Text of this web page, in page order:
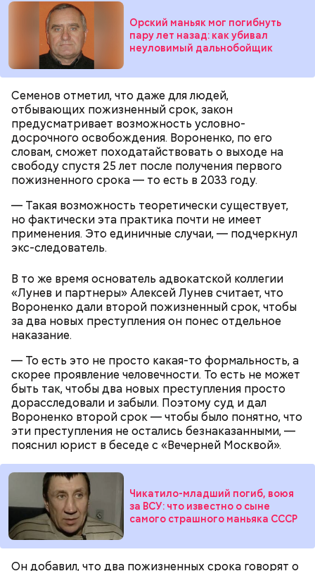
Орский маньяк мог погибнуть
пару лет назад: как убивал
неуловимый дальнобойщик
Семенов отметил, что даже для людей,
отбывающих пожизненный срок, закон
предусматривает возможность условно-
досрочного освобождения. Вороненко, по его
словам, сможет походатайствовать о выходе на
свободу спустя 25 лет после получения первого
пожизненного срока — то есть в 2033 году.
— Такая возможность теоретически существует,
но фактически эта практика почти не имеет
применения. Это единичные случаи, — подчеркнул
экс-следователь.
В то же время основатель адвокатской коллегии
«Лунев и партнеры» Алексей Лунев считает, что
Вороненко дали второй пожизненный срок, чтобы
за два новых преступления он понес отдельное
наказание.
— То есть это не просто какая-то формальность, а
скорее проявление человечности. То есть не может
быть так, чтобы два новых преступления просто
дорасследовали и забыли. Поэтому суд и дал
Вороненко второй срок — чтобы было понятно, что
эти преступления не остались безнаказанными, —
пояснил юрист в беседе с «Вечерней Москвой».
Чикатило-младший погиб, воюя
за ВСУ: что известно о сыне
самого страшного маньяка СССР
Он добавил, что два пожизненных срока говорят о
Месть отчиму и любовь к сестре
В июле 2024 года Артема Миссюру задержали и
отправили в СИЗО, обвинив в убийстве двух лиц и
покушении на убийство еще семи человек. СМИ
прозвали обвиняемого «балашихинским
отравителем». Ровно через год
правоохранительные органы завершили
расследование и передали дело в суд. Начались
долгие разбирательства. Во время одного из
собственной биографии.
Боец дебютировал в промоушене AMC Fight Nights
в ноябре 2023 года. Тогда он победил
азербайджанца Эльгуна Ясибова единогласным
решением судей.
Play
Видео: t.me/fightnightsofficial
— За свои 20 лет Мухаммад успел оставить яркий
след в мире единоборств, его светлый образ
навсегда останется в наших сердцах. Соболезнуем
семье и близким! — прокомментировали трагедию
в Telegram-каналеAMC Fight Nights.